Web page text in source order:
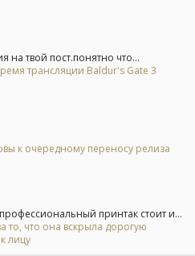
на твой пост.понятно что...
трансляции Baldur's Gate 3
к очередному переносу релиза
принтак стоит и...
то, что она вскрыла дорогую
лицу